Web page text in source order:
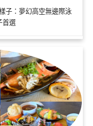
子：夢幻高空無邊際泳
首選